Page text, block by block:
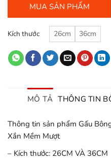
170.000₫
290.000₫
MUA SẢN PHẨM
Kích thước 26cm 36cm
MÔ TẢ THÔNG TIN
Thông tin sản phẩm Gấu
Xắn Mềm Mượt
– Kích thước: 26CM VÀ 36CM